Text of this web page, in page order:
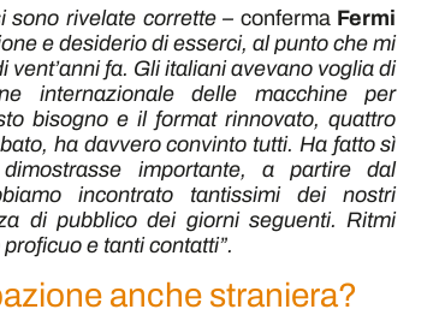
sono rivelate corrette – conferma Fermi
e desiderio di esserci, al punto che mi
vent’anni fa. Gli italiani avevano voglia di
internazionale delle macchine per
bisogno e il format rinnovato, quattro
ha davvero convinto tutti. Ha fatto sì
importante, a partire dal
incontrato tantissimi dei nostri
di pubblico dei giorni seguenti. Ritmi
e tanti contatti”.
anche straniera?